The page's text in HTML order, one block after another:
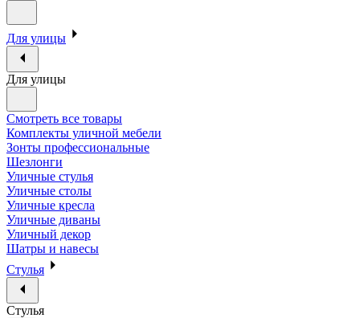
Для улицы
Для улицы
Смотреть все товары
Комплекты уличной мебели
Зонты профессиональные
Шезлонги
Уличные стулья
Уличные столы
Уличные кресла
Уличные диваны
Уличный декор
Шатры и навесы
Стулья
Стулья